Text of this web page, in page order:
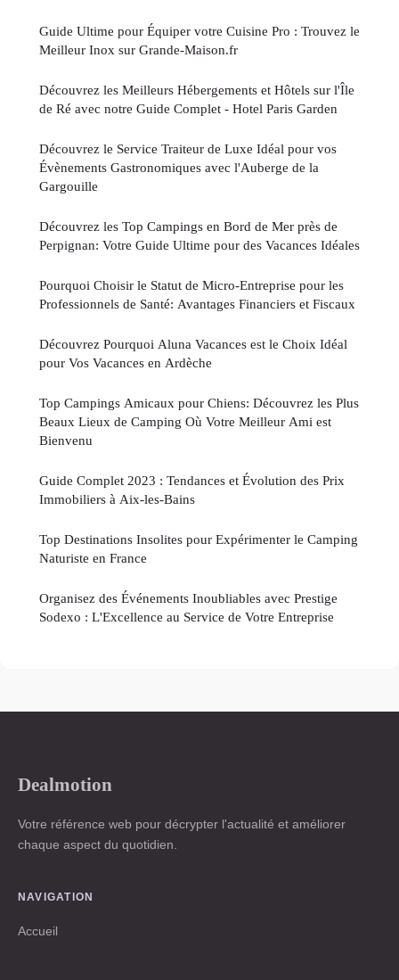
Guide Ultime pour Équiper votre Cuisine Pro : Trouvez le
Meilleur Inox sur Grande-Maison.fr
Découvrez les Meilleurs Hébergements et Hôtels sur l'Île
de Ré avec notre Guide Complet - Hotel Paris Garden
Découvrez le Service Traiteur de Luxe Idéal pour vos
Évènements Gastronomiques avec l'Auberge de la
Gargouille
Découvrez les Top Campings en Bord de Mer près de
Perpignan: Votre Guide Ultime pour des Vacances Idéales
Pourquoi Choisir le Statut de Micro-Entreprise pour les
Professionnels de Santé: Avantages Financiers et Fiscaux
Découvrez Pourquoi Aluna Vacances est le Choix Idéal
pour Vos Vacances en Ardèche
Top Campings Amicaux pour Chiens: Découvrez les Plus
Beaux Lieux de Camping Où Votre Meilleur Ami est
Bienvenu
Guide Complet 2023 : Tendances et Évolution des Prix
Immobiliers à Aix-les-Bains
Top Destinations Insolites pour Expérimenter le Camping
Naturiste en France
Organisez des Événements Inoubliables avec Prestige
Sodexo : L'Excellence au Service de Votre Entreprise
Dealmotion
Votre référence web pour décrypter l'actualité et améliorer
chaque aspect du quotidien.
NAVIGATION
Accueil